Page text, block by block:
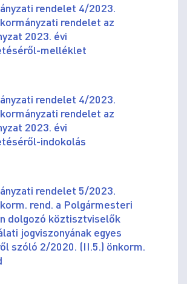
rendelet 4/2023.
rendelet az
2023. évi
melléklet
rendelet 4/2023.
rendelet az
2023. évi
indokolás
rendelet 5/2023.
rend. a Polgármesteri
dolgozó köztisztviselők
jogviszonyának egyes
szóló 2/2020. (II.5.) önkorm.